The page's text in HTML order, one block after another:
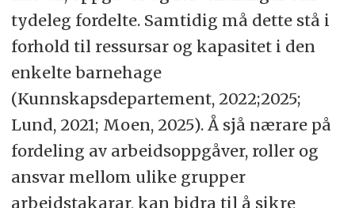
tydeleg fordelte. Samtidig må dette stå i
forhold til ressursar og kapasitet i den
enkelte barnehage
(Kunnskapsdepartement, 2022;2025;
Lund, 2021; Moen, 2025). Å sjå nærare på
fordeling av arbeidsoppgåver, roller og
ansvar mellom ulike grupper
arbeidstakarar, kan bidra til å sikre